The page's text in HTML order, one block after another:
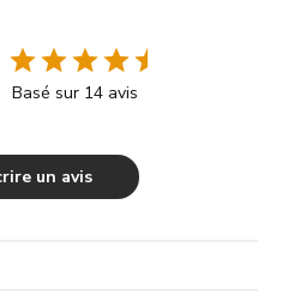
Basé sur 14 avis
un avis